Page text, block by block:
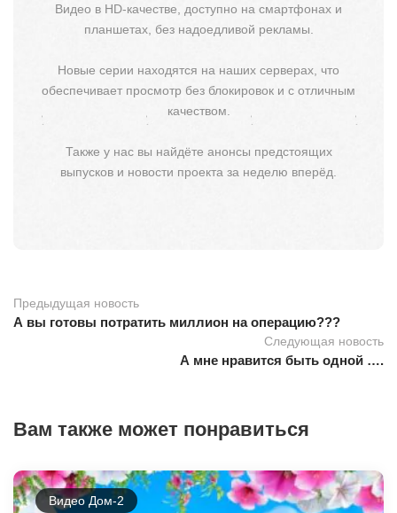
Видео в HD-качестве, доступно на смартфонах и
планшетах, без надоедливой рекламы.
Новые серии находятся на наших серверах, что
обеспечивает просмотр без блокировок и с отличным
качеством.
Также у нас вы найдёте анонсы предстоящих
выпусков и новости проекта за неделю вперёд.
Предыдущая новость
А вы готовы потратить миллион на операцию???
Следующая новость
А мне нравится быть одной ….
Вам также может понравиться
Видео Дом-2